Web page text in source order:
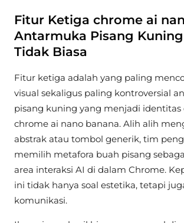
Fitur Ketiga chrome ai
Antarmuka Pisang
Tidak Biasa
Fitur ketiga adalah yang paling
visual sekaligus paling kontroversial
pisang kuning yang menjadi
chrome ai nano banana. Alih alih
abstrak atau tombol generik, tim
memilih metafora buah pisang
area interaksi AI di dalam Chrome.
ini tidak hanya soal estetika, tetapi
komunikasi.